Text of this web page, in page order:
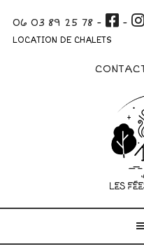
au
contenu
06 03 89 25 78- -
LOCATION DE CHALETS